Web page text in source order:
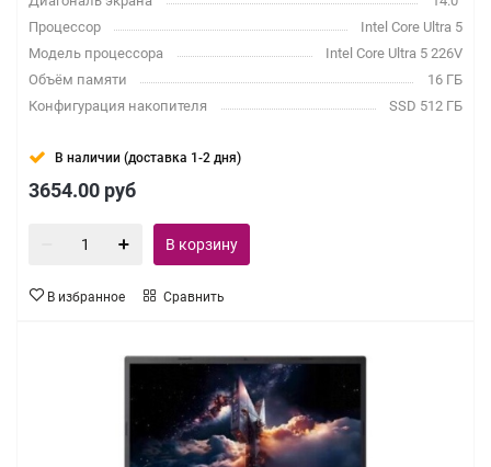
Процессор
Intel Core Ultra 5
Модель процессора
Intel Core Ultra 5 226V
Объём памяти
16 ГБ
Конфигурация накопителя
SSD 512 ГБ
В наличии (доставка 1-2 дня)
3654.00 руб
В корзину
В избранное Сравнить